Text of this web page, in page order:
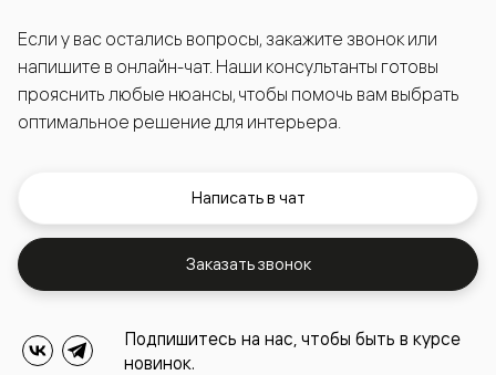
Если у вас остались вопросы, закажите звонок или
напишите в онлайн-чат. Наши консультанты готовы
прояснить любые нюансы, чтобы помочь вам выбрать
оптимальное решение для интерьера.
Написать в чат
Заказать звонок
Подпишитесь на нас, чтобы быть в курсе
новинок.